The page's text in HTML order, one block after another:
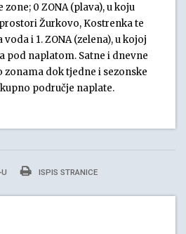
0 ZONA (plava), u koju
Žurkovo, Kostrenka te
i 1. ZONA (zelena), u kojoj
pod naplatom. Satne i dnevne
zonama dok tjedne i sezonske
područje naplate.
ISPIS STRANICE